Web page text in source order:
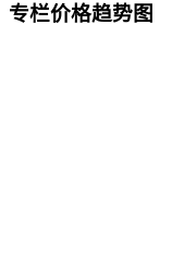
专栏价格趋势图